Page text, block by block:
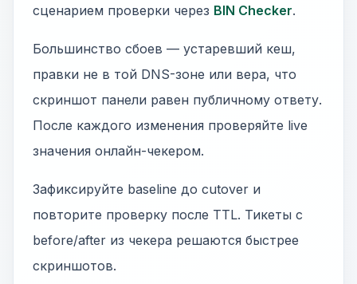
сценарием проверки через BIN Checker.
Большинство сбоев — устаревший кеш,
правки не в той DNS-зоне или вера, что
скриншот панели равен публичному ответу.
После каждого изменения проверяйте live
значения онлайн-чекером.
Зафиксируйте baseline до cutover и
повторите проверку после TTL. Тикеты с
before/after из чекера решаются быстрее
скриншотов.